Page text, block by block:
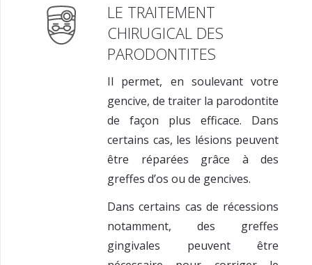
LE TRAITEMENT
CHIRUGICAL DES
PARODONTITES
Il permet, en soulevant votre
gencive, de traiter la parodontite
de façon plus efficace. Dans
certains cas, les lésions peuvent
être réparées grâce à des
greffes d’os ou de gencives.
Dans certains cas de récessions
notamment, des greffes
gingivales peuvent être